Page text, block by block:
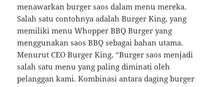
menawarkan burger saos dalam menu mereka.
Salah satu contohnya adalah Burger King, yang
memiliki menu Whopper BBQ Burger yang
menggunakan saos BBQ sebagai bahan utama.
Menurut CEO Burger King, “Burger saos menjadi
salah satu menu yang paling diminati oleh
pelanggan kami. Kombinasi antara daging burger